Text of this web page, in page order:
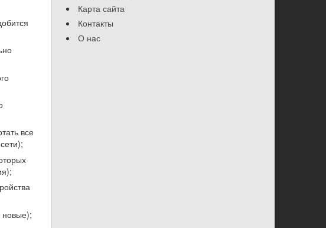
все
Карта сайта
Контакты
О нас